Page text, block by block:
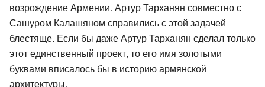
возрождение Армении. Артур Тарханян совместно с
Сашуром Калашяном справились с этой задачей
блестяще. Если бы даже Артур Тарханян сделал только
этот единственный проект, то его имя золотыми
буквами вписалось бы в историю армянской
архитектуры.